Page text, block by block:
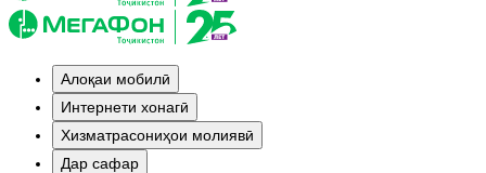
Алоқаи мобилӣ
Интернети хонагӣ
Хизматрасониҳои молиявӣ
Дар сафар